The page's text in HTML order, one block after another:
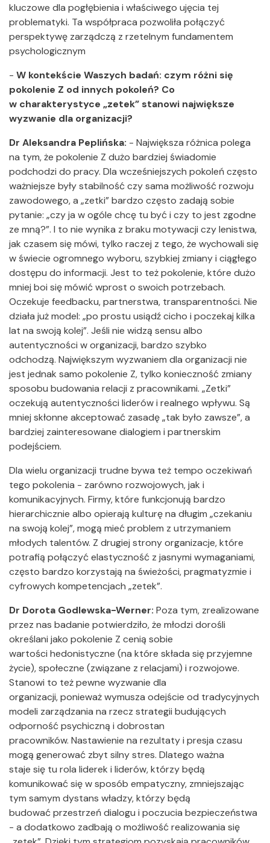
kluczowe dla pogłębienia i właściwego ujęcia tej
problematyki. Ta współpraca pozwoliła połączyć
perspektywę zarządczą z rzetelnym fundamentem
psychologicznym
- W kontekście Waszych badań: czym różni się
pokolenie Z od innych pokoleń? Co
w charakterystyce „zetek” stanowi największe
wyzwanie dla organizacji?
Dr Aleksandra Peplińska: - Największa różnica polega
na tym, że pokolenie Z dużo bardziej świadomie
podchodzi do pracy. Dla wcześniejszych pokoleń często
ważniejsze były stabilność czy sama możliwość rozwoju
zawodowego, a „zetki” bardzo często zadają sobie
pytanie: „czy ja w ogóle chcę tu być i czy to jest zgodne
ze mną?”. I to nie wynika z braku motywacji czy lenistwa,
jak czasem się mówi, tylko raczej z tego, że wychowali się
w świecie ogromnego wyboru, szybkiej zmiany i ciągłego
dostępu do informacji. Jest to też pokolenie, które dużo
mniej boi się mówić wprost o swoich potrzebach.
Oczekuje feedbacku, partnerstwa, transparentności. Nie
działa już model: „po prostu usiądź cicho i poczekaj kilka
lat na swoją kolej”. Jeśli nie widzą sensu albo
autentyczności w organizacji, bardzo szybko
odchodzą. Największym wyzwaniem dla organizacji nie
jest jednak samo pokolenie Z, tylko konieczność zmiany
sposobu budowania relacji z pracownikami. „Zetki”
oczekują autentyczności liderów i realnego wpływu. Są
mniej skłonne akceptować zasadę „tak było zawsze”, a
bardziej zainteresowane dialogiem i partnerskim
podejściem.
Dla wielu organizacji trudne bywa też tempo oczekiwań
tego pokolenia - zarówno rozwojowych, jak i
komunikacyjnych. Firmy, które funkcjonują bardzo
hierarchicznie albo opierają kulturę na długim „czekaniu
na swoją kolej”, mogą mieć problem z utrzymaniem
młodych talentów. Z drugiej strony organizacje, które
potrafią połączyć elastyczność z jasnymi wymaganiami,
często bardzo korzystają na świeżości, pragmatyzmie i
cyfrowych kompetencjach „zetek”.
Dr Dorota Godlewska-Werner: Poza tym, zrealizowane
przez nas badanie potwierdziło, że młodzi dorośli
określani jako pokolenie Z cenią sobie
wartości hedonistyczne (na które składa się przyjemne
życie), społeczne (związane z relacjami) i rozwojowe.
Stanowi to też pewne wyzwanie dla
organizacji, ponieważ wymusza odejście od tradycyjnych
modeli zarządzania na rzecz strategii budujących
odporność psychiczną i dobrostan
pracowników. Nastawienie na rezultaty i presja czasu
mogą generować zbyt silny stres. Dlatego ważna
staje się tu rola liderek i liderów, którzy będą
komunikować się w sposób empatyczny, zmniejszając
tym samym dystans władzy, którzy będą
budować przestrzeń dialogu i poczucia bezpieczeństwa
- a dodatkowo zadbają o możliwość realizowania się